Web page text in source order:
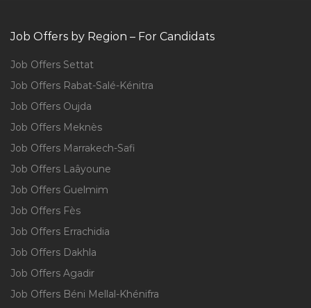
Job Offers by Region – For Candidats
Job Offers Settat
Job Offers Rabat-Salé-Kénitra
Job Offers Oujda
Job Offers Meknès
Job Offers Marrakech-Safi
Job Offers Laâyoune
Job Offers Guelmim
Job Offers Fès
Job Offers Errachidia
Job Offers Dakhla
Job Offers Agadir
Job Offers Béni Mellal-Khénifra